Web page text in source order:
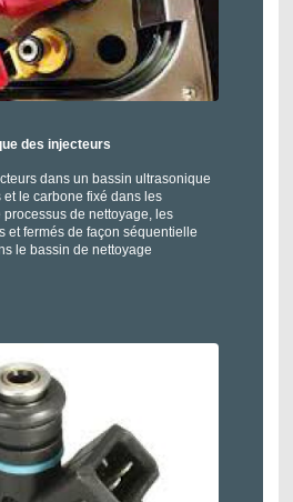
des injecteurs
dans un bassin ultrasonique
le carbone fixé dans les
de nettoyage, les
et fermés de façon séquentielle
le bassin de nettoyage